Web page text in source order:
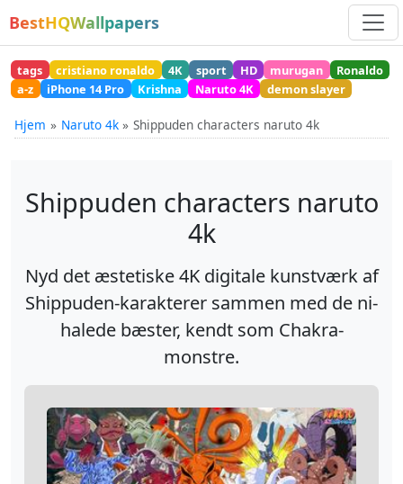
BestHQWallpapers
tags cristiano ronaldo 4K sport HD murugan
Ronaldo
a-z
iPhone 14 Pro Krishna Naruto 4K demon slayer
Hjem Naruto 4k Shippuden characters naruto 4k
Shippuden characters naruto
4k
Nyd det æstetiske 4K digitale kunstværk af
Shippuden-karakterer sammen med de ni-
halede bæster, kendt som Chakra-
monstre.